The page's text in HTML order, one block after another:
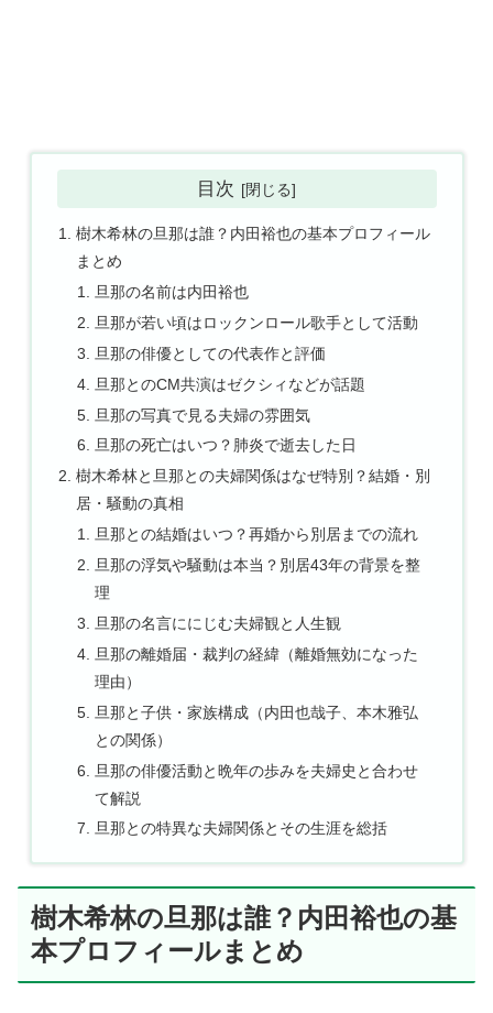
目次
樹木希林の旦那は誰？内田裕也の基本プロフィール
まとめ
旦那の名前は内田裕也
旦那が若い頃はロックンロール歌手として活動
旦那の俳優としての代表作と評価
旦那とのCM共演はゼクシィなどが話題
旦那の写真で見る夫婦の雰囲気
旦那の死亡はいつ？肺炎で逝去した日
樹木希林と旦那との夫婦関係はなぜ特別？結婚・別
居・騒動の真相
旦那との結婚はいつ？再婚から別居までの流れ
旦那の浮気や騒動は本当？別居43年の背景を整
理
旦那の名言ににじむ夫婦観と人生観
旦那の離婚届・裁判の経緯（離婚無効になった
理由）
旦那と子供・家族構成（内田也哉子、本木雅弘
との関係）
旦那の俳優活動と晩年の歩みを夫婦史と合わせ
て解説
旦那との特異な夫婦関係とその生涯を総括
樹木希林の旦那は誰？内田裕也の基
本プロフィールまとめ